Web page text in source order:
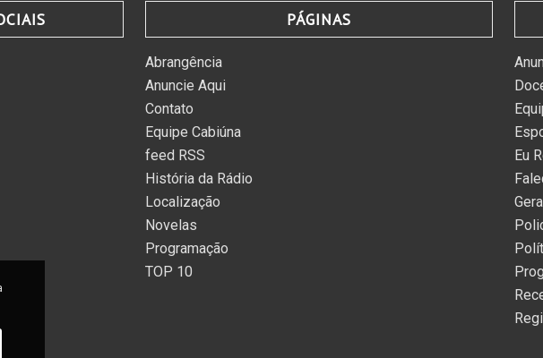
PÁGINAS
Abrangência
Anuncie Aqui
Contato
Equipe Cabiúna
feed RSS
História da Rádio
Localização
Novelas
Programação
TOP 10
Eu